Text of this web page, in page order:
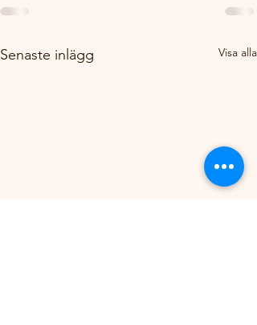
Senaste inlägg Visa alla